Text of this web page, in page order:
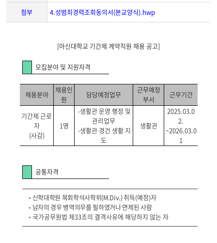
첨부 4.성범죄경력조회동의서(본교양식).hwp
본
문
[아신대학교 기간제 계약직원 채용 공고]
모집분야 및 지원자격
채용분야
채용인
원
담당예정업무
근무예정
부서
근무기간
기간제 근로
자
(사감)
1명
-생활관 운영 행정 및
관리업무
-생활관 경건 생활 지
도
생활관
2025.03.0
2.
~2026.03.0
1
공통자격
◦ 신학대학원 목회학석사학위(M.Div.)취득(예정)자
◦ 남자의 경우 병역의무를 필하였거나 면제된 사람
◦ 국가공무원법 제33조의 결격사유에 해당하지 않는 자